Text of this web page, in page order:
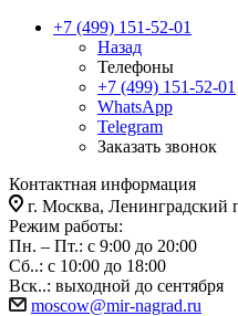
+7 (499) 151-52-01
Назад
Телефоны
+7 (499) 151-52-01
WhatsApp
Telegram
Заказать звонок
Контактная информация
г. Москва, Ленинградский
Режим работы:
Пн. – Пт.: с 9:00 до 20:00
Сб..: с 10:00 до 18:00
Вск..: выходной до сентября
moscow@mir-nagrad.ru